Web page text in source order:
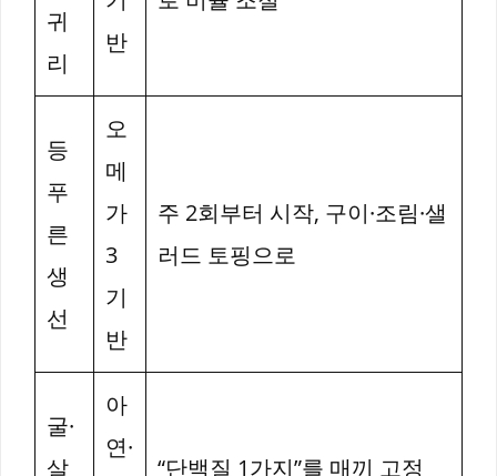
귀
리
반
등
푸
른
생
선
오
메
가
3
기
반
주 2회부터 시작, 구이·조림·샐
러드 토핑으로
굴·
살
아
연·
“단백질 1가지”를 매끼 고정